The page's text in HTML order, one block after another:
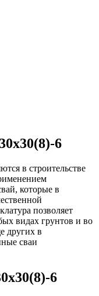
6
в строительстве
которые в
позволяет
видах грунтов и во
других в
сваи
6